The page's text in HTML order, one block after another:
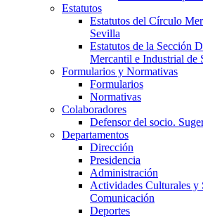
Estatutos
Estatutos del Círculo
Sevilla
Estatutos de la Sección
Mercantil e Industrial de
Formularios y Normativas
Formularios
Normativas
Colaboradores
Defensor del socio.
Departamentos
Dirección
Presidencia
Administración
Actividades Culturales y
Comunicación
Deportes